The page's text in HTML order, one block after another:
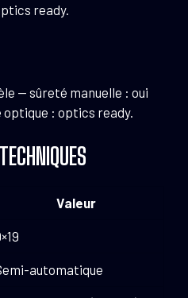
ready.
— sûreté manuelle : oui
: optics ready.
Valeur
automatique